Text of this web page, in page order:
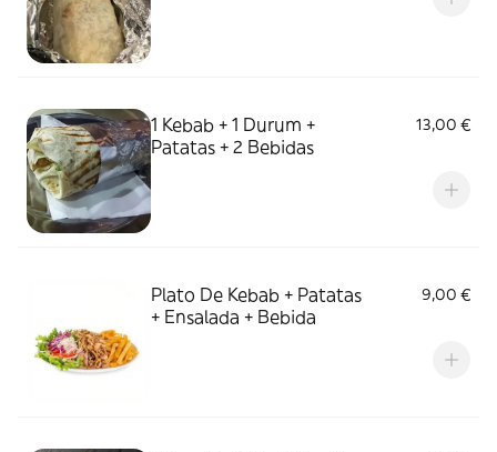
1 Kebab + 1 Durum +
Patatas + 2 Bebidas
13,00 €
Plato De Kebab + Patatas
+ Ensalada + Bebida
9,00 €